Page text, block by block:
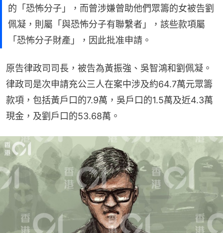
的「恐怖分子」，而曾涉嫌曾助他們眾籌的女被告劉
佩凝，則屬「與恐怖分子有聯繫者」，該些款項屬
「恐怖分子財產」，因此批准申請。
原告律政司司長，被告為黃振強、吳智鴻和劉佩凝。
律政司是次申請充公三人在案中涉及約64.7萬元眾籌
款項，包括黃戶口的7.9萬，吳戶口的1.5萬及近4.3萬
現金，及劉戶口的53.68萬。